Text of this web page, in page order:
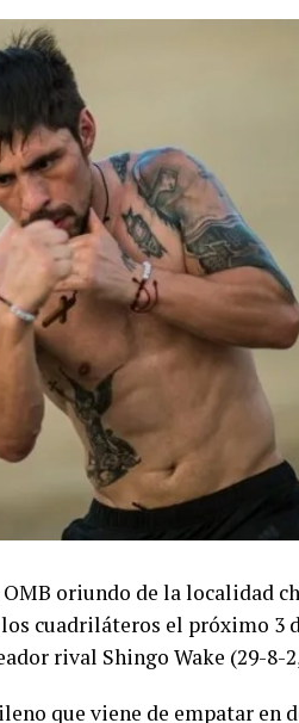
oriundo de la localidad
los cuadriláteros el próximo 3
rival Shingo Wake (29-8-
que viene de empatar en